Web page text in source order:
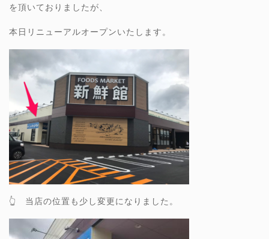
を頂いておりましたが、
本日リニューアルオープンいたします。
👆 当店の位置も少し変更になりました。